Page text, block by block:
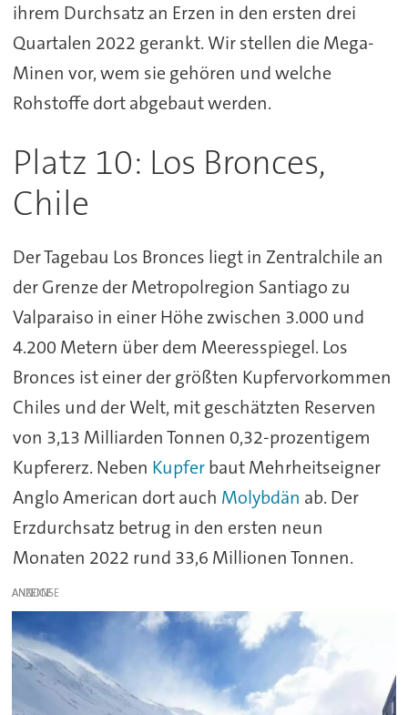
ihrem Durchsatz an Erzen in den ersten drei
Quartalen 2022 gerankt. Wir stellen die Mega-
Minen vor, wem sie gehören und welche
Rohstoffe dort abgebaut werden.
Platz 10: Los Bronces,
Chile
Der Tagebau Los Bronces liegt in Zentralchile an
der Grenze der Metropolregion Santiago zu
Valparaiso in einer Höhe zwischen 3.000 und
4.200 Metern über dem Meeresspiegel. Los
Bronces ist einer der größten Kupfervorkommen
Chiles und der Welt, mit geschätzten Reserven
von 3,13 Milliarden Tonnen 0,32-prozentigem
Kupfererz. Neben Kupferbaut Mehrheitseigner
Anglo American dort auch Molybdän ab. Der
Erzdurchsatz betrug in den ersten neun
Monaten 2022 rund 33,6 Millionen Tonnen.
ANZEIGE